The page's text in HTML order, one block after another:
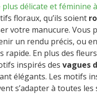
délicate et féminine
floraux, qu’ils soient
votre manucure. Vous
un rendu précis, ou
En plus des
inspirés des vagues
élégants. Les motifs
s’adapter à toutes les